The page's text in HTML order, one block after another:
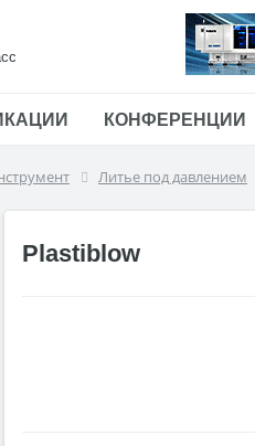
КОНФЕРЕНЦИИ
Литье под давлением
Plastiblow